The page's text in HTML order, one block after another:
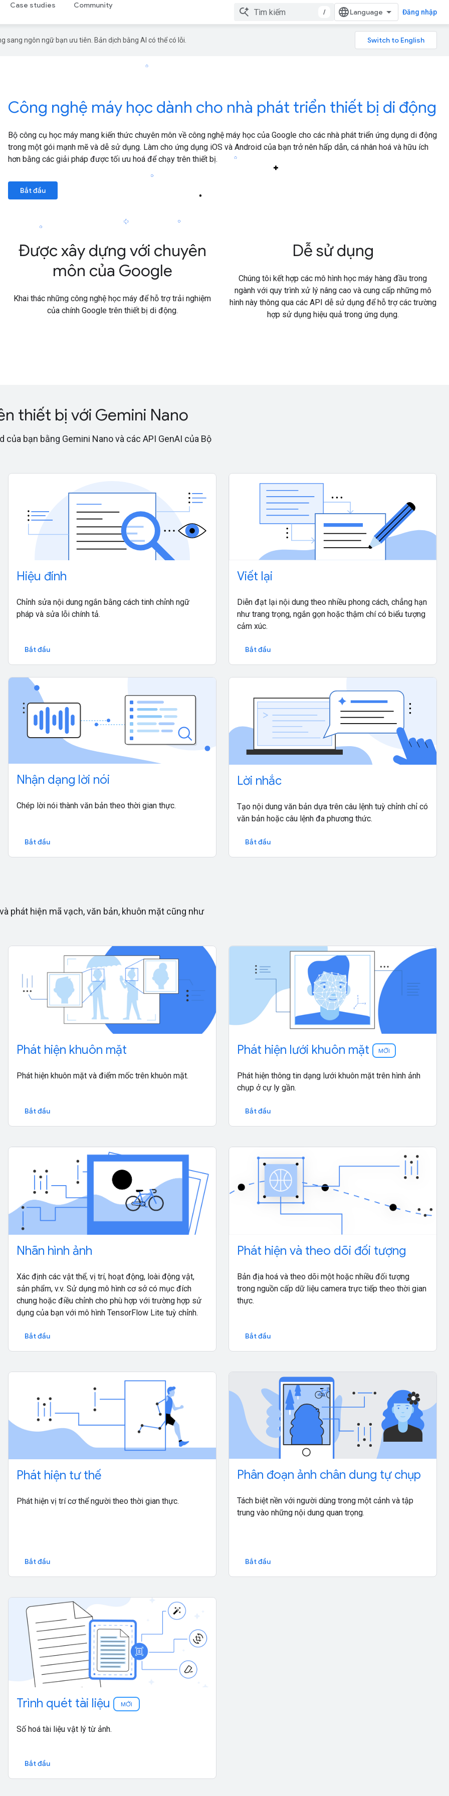
Case studies Community
/ Đăng nhập
sang ngôn ngữ bạn ưu tiên. Bản dịch bằng AI có thể có lỗi.
Công nghệ máy học dành cho nhà phát triển thiết bị di động
Bộ công cụ học máy mang kiến thức chuyên môn về công nghệ máy học của Google cho các nhà phát triển ứng dụng di động
trong một gói mạnh mẽ và dễ sử dụng. Làm cho ứng dụng iOS và Android của bạn trở nên hấp dẫn, cá nhân hoá và hữu ích
hơn bằng các giải pháp được tối ưu hoá để chạy trên thiết bị.
Bắt đầu
Được xây dựng với chuyên
môn của Google
Khai thác những công nghệ học máy để hỗ trợ trải nghiệm
của chính Google trên thiết bị di động.
Dễ sử dụng
Chúng tôi kết hợp các mô hình học máy hàng đầu trong
ngành với quy trình xử lý nâng cao và cung cấp những mô
hình này thông qua các API dễ sử dụng để hỗ trợ các trường
hợp sử dụng hiệu quả trong ứng dụng.
thiết bị với Gemini Nano
bạn bằng Gemini Nano và các API GenAI của Bộ
Hiệu đính
Chỉnh sửa nội dung ngắn bằng cách tinh chỉnh ngữ
pháp và sửa lỗi chính tả.
Bắt đầu
Viết lại
Diễn đạt lại nội dung theo nhiều phong cách, chẳng hạn
như trang trọng, ngắn gọn hoặc thậm chí có biểu tượng
cảm xúc.
Bắt đầu
Nhận dạng lời nói
Chép lời nói thành văn bản theo thời gian thực.
Bắt đầu
Lời nhắc
Tạo nội dung văn bản dựa trên câu lệnh tuỳ chỉnh chỉ có
văn bản hoặc câu lệnh đa phương thức.
Bắt đầu
phát hiện mã vạch, văn bản, khuôn mặt cũng như
Phát hiện khuôn mặt
Phát hiện khuôn mặt và điểm mốc trên khuôn mặt.
Bắt đầu
Phát hiện lưới khuôn mặt MỚI
Phát hiện thông tin dạng lưới khuôn mặt trên hình ảnh
chụp ở cự ly gần.
Bắt đầu
Nhãn hình ảnh
Xác định các vật thể, vị trí, hoạt động, loài động vật,
sản phẩm, v.v. Sử dụng mô hình cơ sở có mục đích
chung hoặc điều chỉnh cho phù hợp với trường hợp sử
dụng của bạn với mô hình TensorFlow Lite tuỳ chỉnh.
Bắt đầu
Phát hiện và theo dõi đối tượng
Bản địa hoá và theo dõi một hoặc nhiều đối tượng
trong nguồn cấp dữ liệu camera trực tiếp theo thời gian
thực.
Bắt đầu
Phát hiện tư thế
Phát hiện vị trí cơ thể người theo thời gian thực.
Bắt đầu
Phân đoạn ảnh chân dung tự chụp
Tách biệt nền với người dùng trong một cảnh và tập
trung vào những nội dung quan trọng.
Bắt đầu
Trình quét tài liệu MỚI
Số hoá tài liệu vật lý từ ảnh.
Bắt đầu